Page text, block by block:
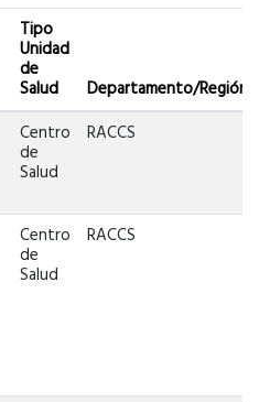
Tipo
Unidad
de
Salud
Departamento/Región
Centro
de
Salud
RACCS
Centro
de
Salud
RACCS